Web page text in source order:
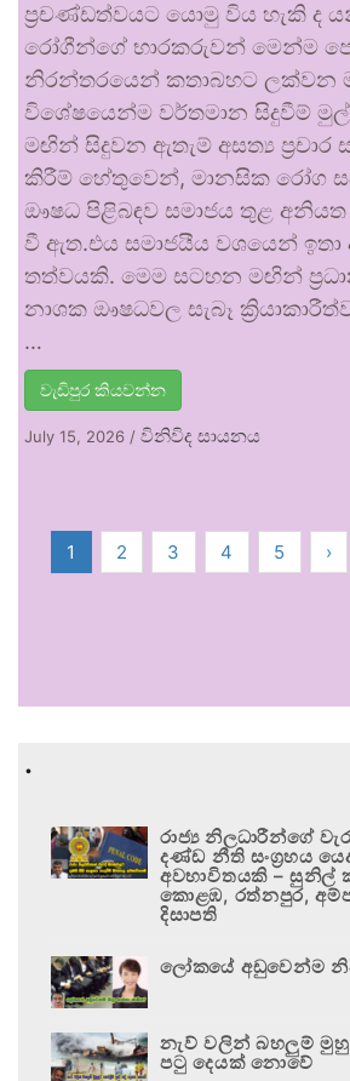
ප්‍රචණ්ඩත්වයට යොමු විය හැකි ද
රෝගීන්ගේ භාරකරුවන් මෙන්ම
නිරන්තරයෙන් කතාබහට ලක්වන
විශේෂයෙන්ම වර්තමාන සිදුවීම්
මඟින් සිදුවන ඇතැම් අසත්‍ය
කිරීම් හේතුවෙන්, මානසික රෝග
ඖෂධ පිළිබඳව සමාජය තුළ
වී ඇත.එය සමාජයීය වශයෙන්
තත්වයකි. මෙම සටහන මඟින්
නාශක ඖෂධවල සැබෑ
…
වැඩිපුර කියවන්න
July 15, 2026 / විනිවිද සායනය
1 2 3 4 5 ›
.
රාජ්‍ය නිලධාරීන්ගේ
දණ්ඩ නීති සංග්‍රහය
අවභාවිතයකි –
කොළඹ, රත්නපුර,
දිසාපති
ලෝකයේ අඩුවෙන්ම
නැව් වලින් බහලුම්
පටු දෙයක් නොවේ